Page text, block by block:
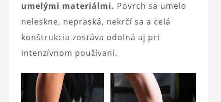
umelými materiálmi. Povrch sa umelo
neleskne, nepraská, nekrčí sa a celá
konštrukcia zostáva odolná aj pri
intenzívnom používaní.